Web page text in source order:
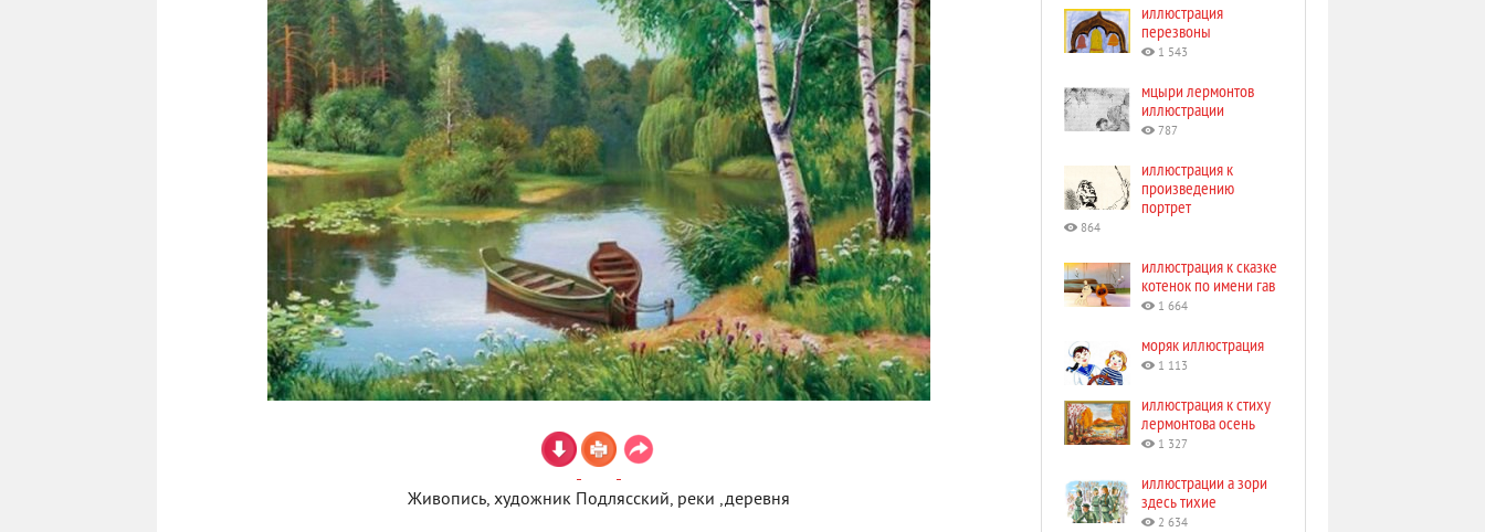
Живопись, художник Подлясский, реки ,деревня
иллюстрация
перезвоны
1 543
мцыри лермонтов
иллюстрации
787
иллюстрация к
произведению
портрет
864
иллюстрация к сказке
котенок по имени гав
1 664
моряк иллюстрация
1 113
иллюстрация к стиху
лермонтова осень
1 327
иллюстрации а зори
здесь тихие
2 634